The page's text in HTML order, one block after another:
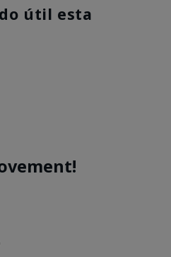
útil esta